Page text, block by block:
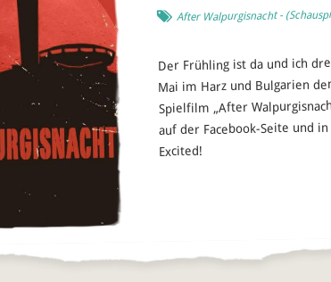
After Walpurgisnacht- (
Der Frühling ist da und ich
Mai im Harz und Bulgarien
Spielfilm „After
auf der Facebook-Seite und
Excited!